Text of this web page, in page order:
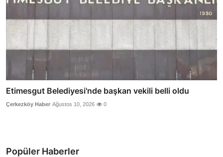
Etimesgut Belediyesi'nde başkan vekili belli oldu
Çerkezköy Haber Ağustos 10, 2026 0
Popüler Haberler